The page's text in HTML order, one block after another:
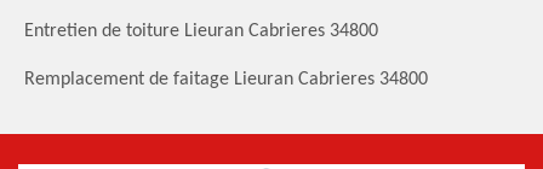
Entretien de toiture Lieuran Cabrieres 34800
Remplacement de faitage Lieuran Cabrieres 34800